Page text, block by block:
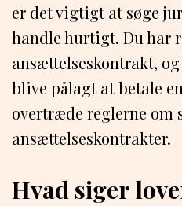
er det vigtigt at søge
handle hurtigt. Du har
ansættelseskontrakt,
blive pålagt at betale
overtræde reglerne om
ansættelseskontrakter.
Hvad siger